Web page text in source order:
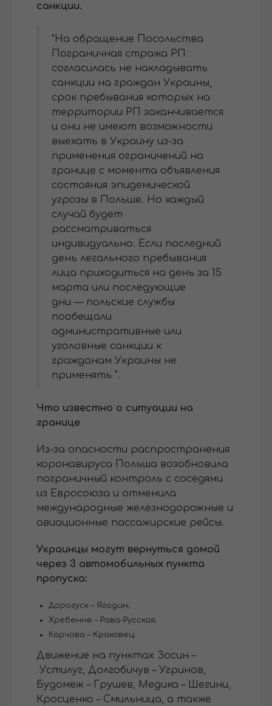
санкции.
"На обращение Посольства
Пограничная стража РП
согласилась не накладывать
санкции на граждан Украины,
срок пребывания которых на
территории РП заканчивается
и они не имеют возможности
выехать в Украину из-за
применения ограничений на
границе с момента объявления
состояния эпидемической
угрозы в Польше. Но каждый
случай будет
рассматриваться
индивидуально. Если последний
день легального пребывания
лица приходиться на день за 15
марта или последующие
дни — польские службы
пообещали
административные или
уголовные санкции к
гражданам Украины не
применять ".
Что известно о ситуации на
границе
Из-за опасности распространения
коронавируса Польша возобновила
пограничный контроль с соседями
из Евросоюза и отменила
международные железнодорожные и
авиационные пассажирские рейсы.
Украинцы могут вернуться домой
через 3 автомобильных пункта
пропуска:
Дорогуск – Ягодин;
Хребенне – Рава-Русская;
Корчова – Краковец.
Движение на пунктах Зосин –
Устилуг, Долгобичув – Угринов,
Будомеж – Грушев, Медика – Шегини,
Кросценко – Смильница, а также